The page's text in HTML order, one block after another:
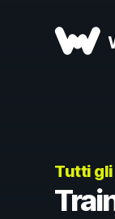
Tutti